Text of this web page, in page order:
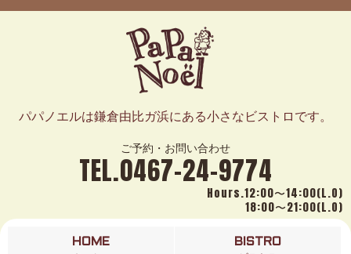
パパノエルは鎌倉由比ガ浜にある小さなビストロです。
ご予約・お問い合わせ
TEL.0467-24-9774
Hours.12:00〜14:00(L.O)
18:00〜21:00(L.O)
HOME BISTRO